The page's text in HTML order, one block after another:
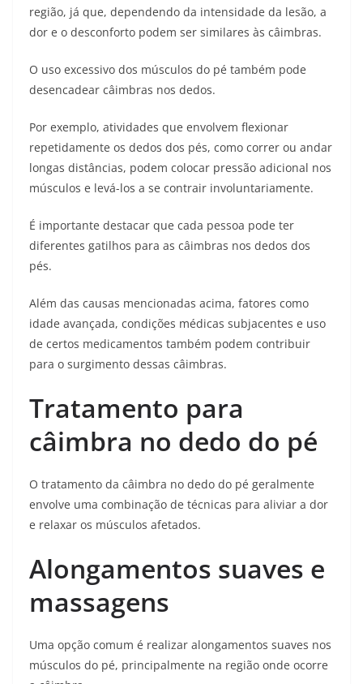
região, já que, dependendo da intensidade da lesão, a
dor e o desconforto podem ser similares às câimbras.
O uso excessivo dos músculos do pé também pode
desencadear câimbras nos dedos.
Por exemplo, atividades que envolvem flexionar
repetidamente os dedos dos pés, como correr ou andar
longas distâncias, podem colocar pressão adicional nos
músculos e levá-los a se contrair involuntariamente.
É importante destacar que cada pessoa pode ter
diferentes gatilhos para as câimbras nos dedos dos
pés.
Além das causas mencionadas acima, fatores como
idade avançada, condições médicas subjacentes e uso
de certos medicamentos também podem contribuir
para o surgimento dessas câimbras.
Tratamento para
câimbra no dedo do pé
O tratamento da câimbra no dedo do pé geralmente
envolve uma combinação de técnicas para aliviar a dor
e relaxar os músculos afetados.
Alongamentos suaves e
massagens
Uma opção comum é realizar alongamentos suaves nos
músculos do pé, principalmente na região onde ocorre